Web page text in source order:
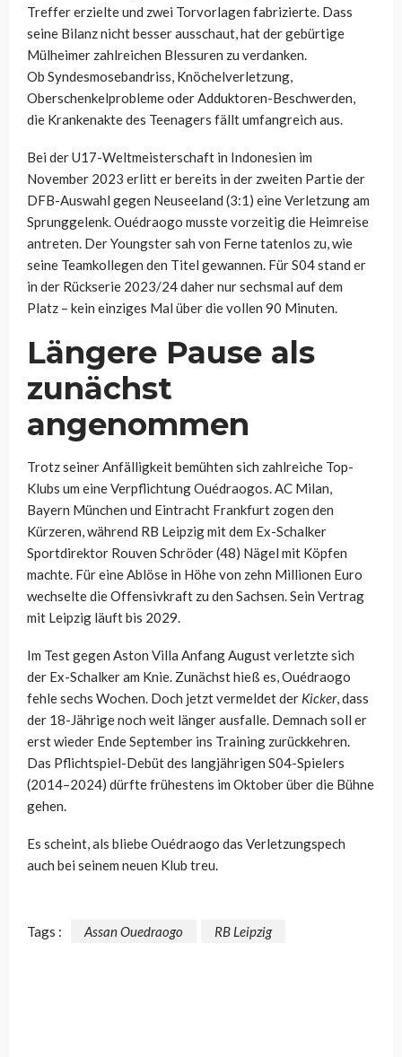
Treffer erzielte und zwei Torvorlagen fabrizierte. Dass
seine Bilanz nicht besser ausschaut, hat der gebürtige
Mülheimer zahlreichen Blessuren zu verdanken.
Ob Syndesmosebandriss, Knöchelverletzung,
Oberschenkelprobleme oder Adduktoren-Beschwerden,
die Krankenakte des Teenagers fällt umfangreich aus.
Bei der U17-Weltmeisterschaft in Indonesien im
November 2023 erlitt er bereits in der zweiten Partie der
DFB-Auswahl gegen Neuseeland (3:1) eine Verletzung am
Sprunggelenk. Ouédraogo musste vorzeitig die Heimreise
antreten. Der Youngster sah von Ferne tatenlos zu, wie
seine Teamkollegen den Titel gewannen. Für S04 stand er
in der Rückserie 2023/24 daher nur sechsmal auf dem
Platz – kein einziges Mal über die vollen 90 Minuten.
Längere Pause als
zunächst
angenommen
Trotz seiner Anfälligkeit bemühten sich zahlreiche Top-
Klubs um eine Verpflichtung Ouédraogos. AC Milan,
Bayern München und Eintracht Frankfurt zogen den
Kürzeren, während RB Leipzig mit dem Ex-Schalker
Sportdirektor Rouven Schröder (48) Nägel mit Köpfen
machte. Für eine Ablöse in Höhe von zehn Millionen Euro
wechselte die Offensivkraft zu den Sachsen. Sein Vertrag
mit Leipzig läuft bis 2029.
Im Test gegen Aston Villa Anfang August verletzte sich
der Ex-Schalker am Knie. Zunächst hieß es, Ouédraogo
fehle sechs Wochen. Doch jetzt vermeldet der Kicker, dass
der 18-Jährige noch weit länger ausfalle. Demnach soll er
erst wieder Ende September ins Training zurückkehren.
Das Pflichtspiel-Debüt des langjährigen S04-Spielers
(2014–2024) dürfte frühestens im Oktober über die Bühne
gehen.
Es scheint, als bliebe Ouédraogo das Verletzungspech
auch bei seinem neuen Klub treu.
Tags : Assan Ouedraogo RB Leipzig